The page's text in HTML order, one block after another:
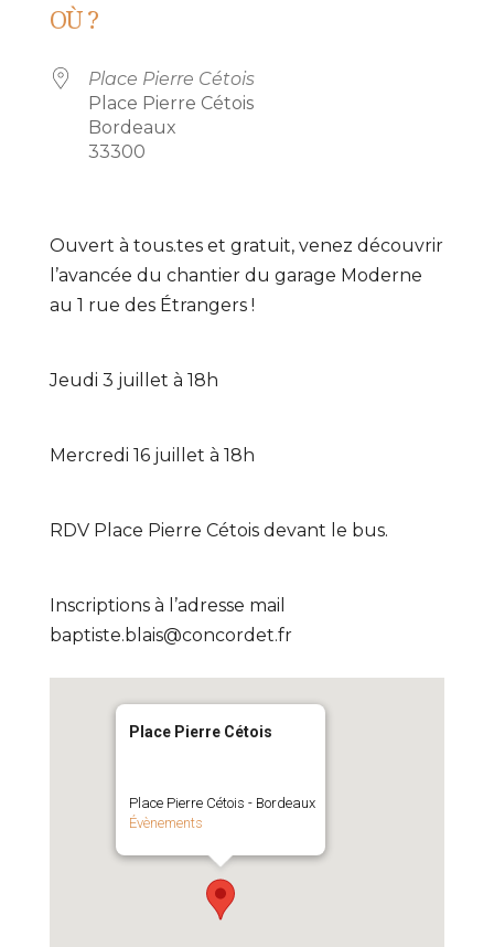
OÙ ?
Place Pierre Cétois
Place Pierre Cétois
Bordeaux
33300
Ouvert à tous.tes et gratuit, venez découvrir
l’avancée du chantier du garage Moderne
au 1 rue des Étrangers !
Jeudi 3 juillet à 18h
Mercredi 16 juillet à 18h
RDV Place Pierre Cétois devant le bus.
Inscriptions à l’adresse mail
baptiste.blais@concordet.fr
Place Pierre Cétois
Place Pierre Cétois - Bordeaux
Évènements